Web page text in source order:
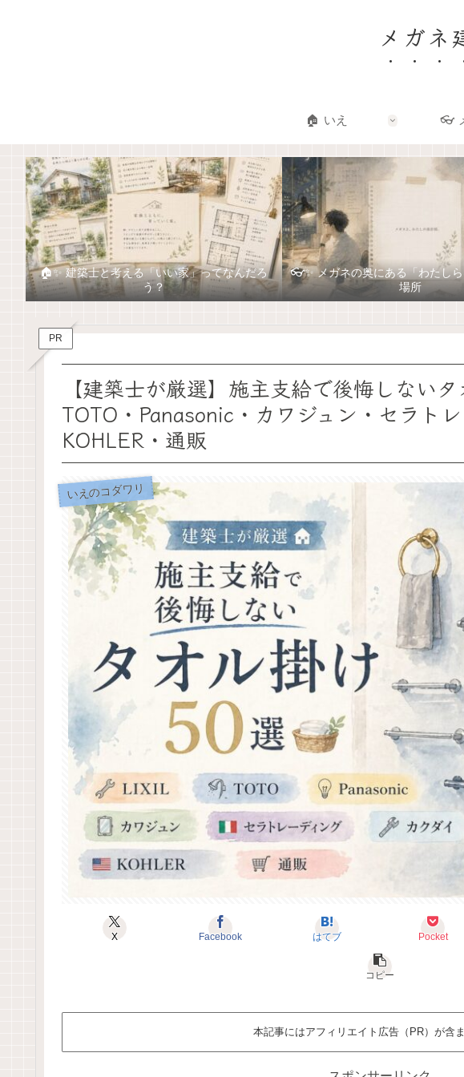
メガネ
🏠 いえ 👓
🏠✨ 建築士と考える「いい家」ってなんだろ
う？
👓✨ メガネの奥にある「わたし
場所
PR
【建築士が厳選】施主支給で後悔しない
TOTO・Panasonic・カワジュン・セラト
KOHLER・通販
いえのコダワリ
X Facebook はてブ Pocket
コピー
本記事にはアフィリエイト広告（PR）が含ま